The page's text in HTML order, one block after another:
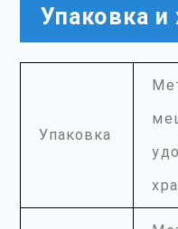
Упаковка и
Упаковка